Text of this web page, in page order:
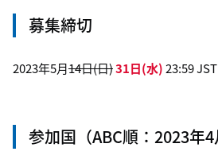
募集締切
2023年5月14日(日)31日(水)23:59 JST
参加国（ABC順：2023年4